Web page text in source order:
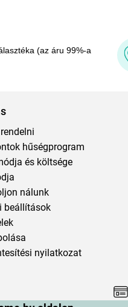
(az áru 99%-a
hűségprogram
és költsége
nálunk
beállítások
nyilatkozat